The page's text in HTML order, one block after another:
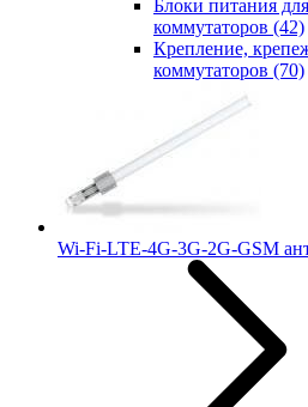
Блоки питания
коммутаторов (42)
Крепление,
коммутаторов (70)
Wi-Fi-LTE-4G-3G-2G-GSM